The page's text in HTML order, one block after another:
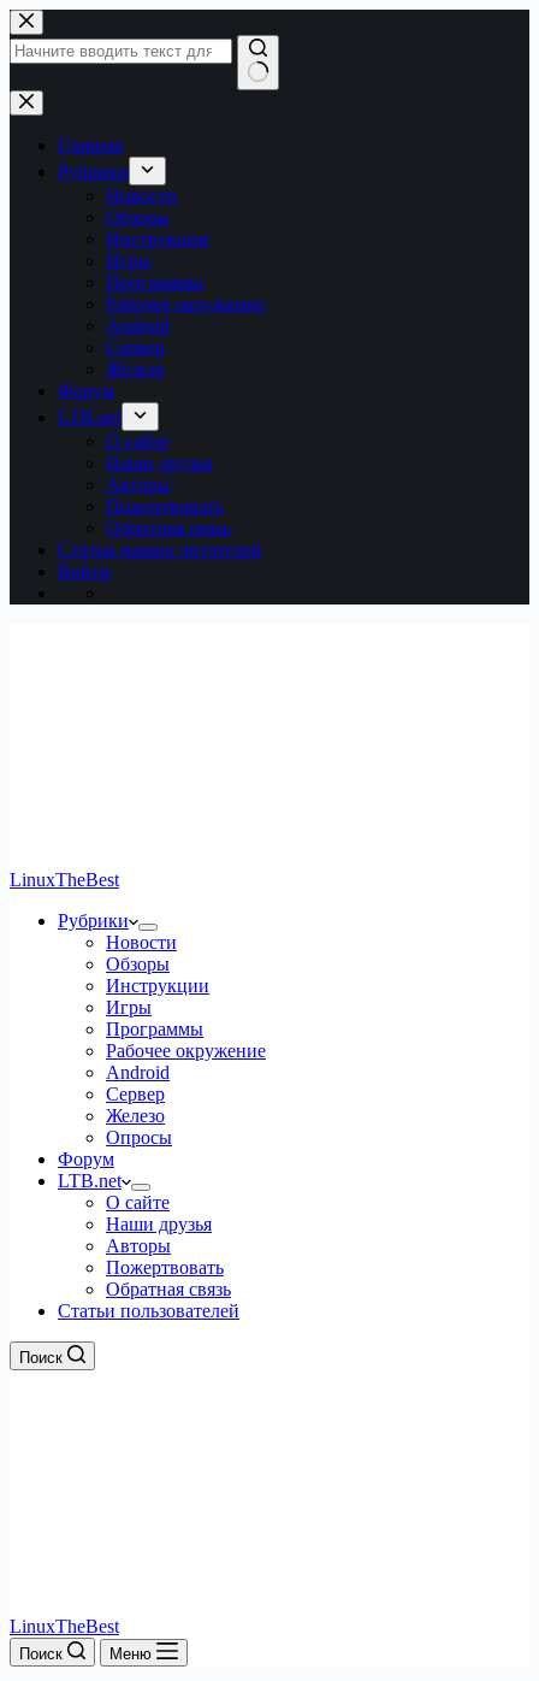
Перейти
к
сути
Ничего
не
найденоГлавная
Рубрики
Новости
Обзоры
Инструкции
Игры
Программы
Рабочее окружение
Android
Сервер
Железо
Форум
LTB.net
О сайте
Наши друзья
Авторы
Пожертвовать
Обратная связь
Статьи наших читателей
Войти
LinuxTheBest
Рубрики
Новости
Обзоры
Инструкции
Игры
Программы
Рабочее окружение
Android
Сервер
Железо
Опросы
Форум
LTB.net
О сайте
Наши друзья
Авторы
Пожертвовать
Обратная связь
Статьи пользователей
Поиск
LinuxTheBest
Поиск Меню